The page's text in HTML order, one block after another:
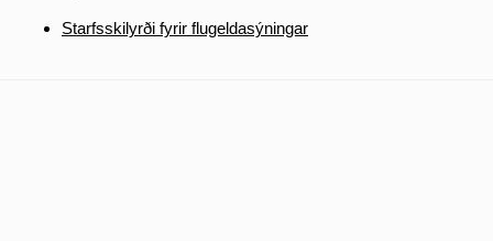
Starfsskilyrði fyrir flugeldasýningar